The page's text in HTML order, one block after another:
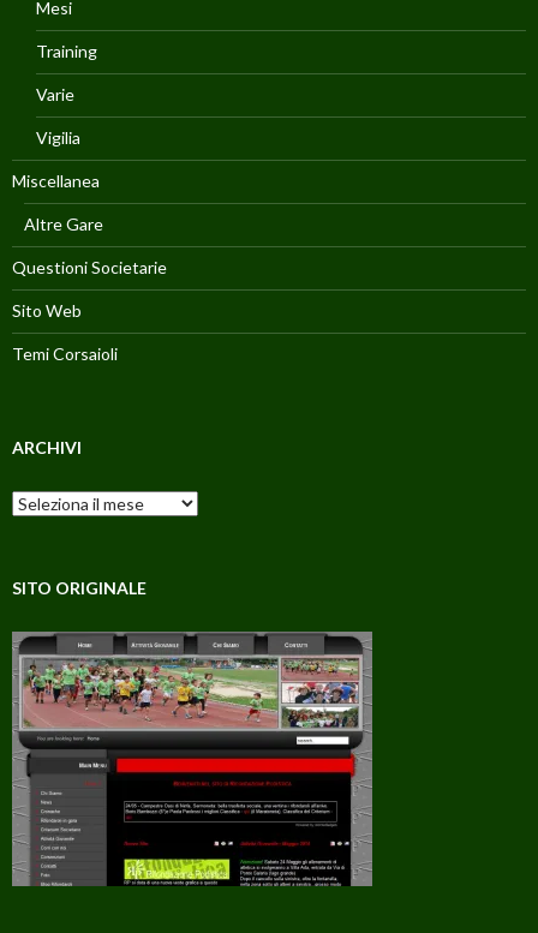
Mesi
Training
Varie
Vigilia
Miscellanea
Altre Gare
Questioni Societarie
Sito Web
Temi Corsaioli
ARCHIVI
Archivi
SITO ORIGINALE